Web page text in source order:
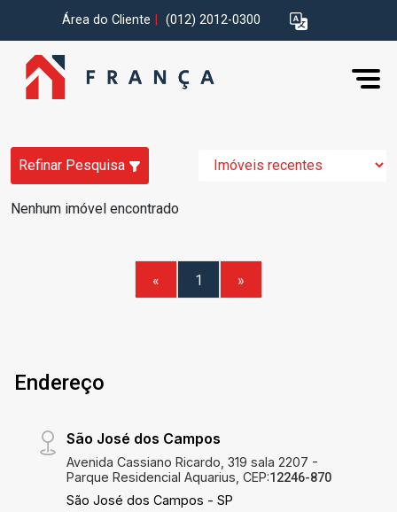
Área do Cliente (012) 2012-0300
Refinar Pesquisa
Nenhum imóvel encontrado
« 1 »
Endereço
São José dos Campos
Avenida Cassiano Ricardo, 319 sala 2207 -
Parque Residencial Aquarius, CEP:12246-870
São José dos Campos - SP